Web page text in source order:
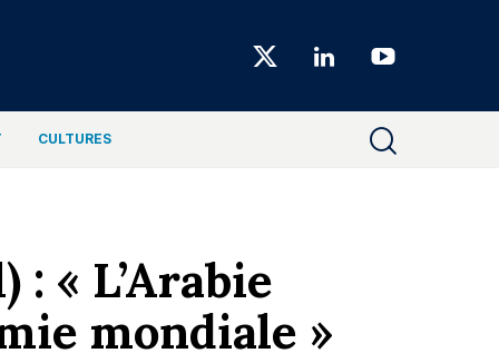
Choiseul
CULTURES
« L’Arabie
mondiale »